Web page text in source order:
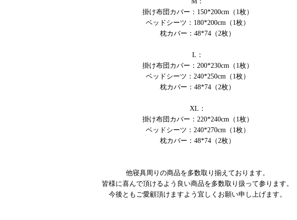
掛け布団カバー：150*200cm（1枚）
ベッドシーツ：180*200cm（1枚）
枕カバー：48*74（2枚）
L：
掛け布団カバー：200*230cm（1枚）
ベッドシーツ：240*250cm（1枚）
枕カバー：48*74（2枚）
XL：
掛け布団カバー：220*240cm（1枚）
ベッドシーツ：240*270cm（1枚）
枕カバー：48*74（2枚）
他寝具周りの商品を多数取り揃えております。
皆様に喜んで頂けるよう良い商品を多数取り扱って参ります。
今後ともご愛顧頂けますよう宜しくお願い申し上げます。